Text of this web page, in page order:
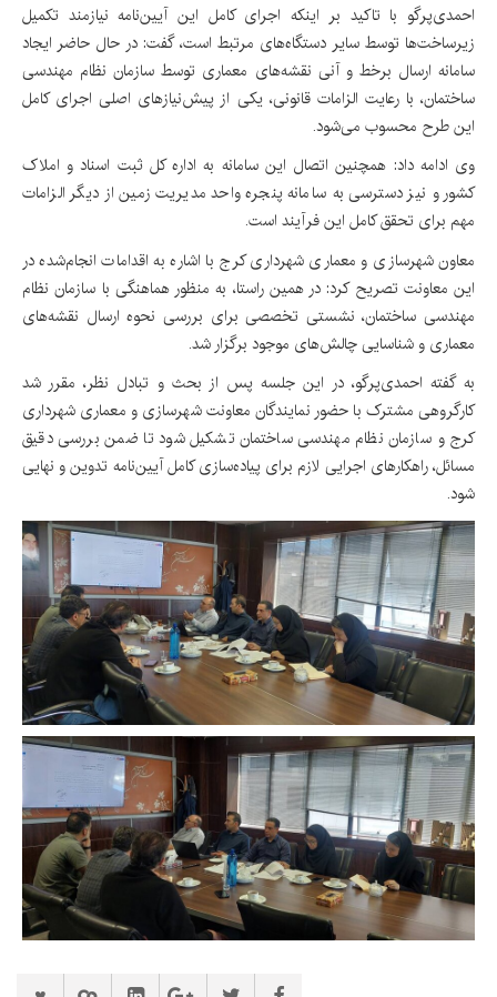
احمدی‌پرگو با تاکید بر اینکه اجرای کامل این آیین‌نامه نیازمند تکمیل
زیرساخت‌ها توسط سایر دستگاه‌های مرتبط است، گفت: در حال حاضر ایجاد
سامانه ارسال برخط و آنی نقشه‌های معماری توسط سازمان نظام مهندسی
ساختمان، با رعایت الزامات قانونی، یکی از پیش‌نیازهای اصلی اجرای کامل
این طرح محسوب می‌شود.
وی ادامه داد: همچنین اتصال این سامانه به اداره کل ثبت اسناد و املاک
کشور و نیز دسترسی به سامانه پنجره واحد مدیریت زمین از دیگر الزامات
مهم برای تحقق کامل این فرآیند است.
معاون شهرسازی و معماری شهرداری کرج با اشاره به اقدامات انجام‌شده در
این معاونت تصریح کرد: در همین راستا، به منظور هماهنگی با سازمان نظام
مهندسی ساختمان، نشستی تخصصی برای بررسی نحوه ارسال نقشه‌های
معماری و شناسایی چالش‌های موجود برگزار شد.
به گفته احمدی‌پرگو، در این جلسه پس از بحث و تبادل نظر، مقرر شد
کارگروهی مشترک با حضور نمایندگان معاونت شهرسازی و معماری شهرداری
کرج و سازمان نظام مهندسی ساختمان تشکیل شود تا ضمن بررسی دقیق
مسائل، راهکارهای اجرایی لازم برای پیاده‌سازی کامل آیین‌نامه تدوین و نهایی
شود.